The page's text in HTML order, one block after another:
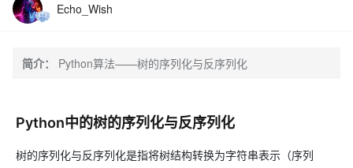
Echo_Wish
简介： Python算法——树的序列化与反序列化
Python中的树的序列化与反序列化
树的序列化与反序列化是指将树结构转换为字符串表示（序列